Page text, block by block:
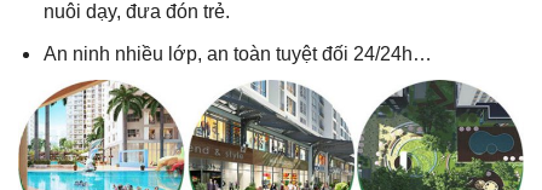
nuôi dạy, đưa đón trẻ.
An ninh nhiều lớp, an toàn tuyệt đối 24/24h…